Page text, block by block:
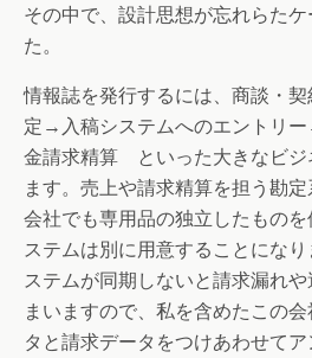
その中で、設計思想が忘れらた
た。
情報誌を発行するには、商談・
定→入稿システムへのエントリ
金請求精算 といった大きなビジ
ます。売上や請求精算を担う勘
会社でも専用品の独立したもの
ステムは別に用意することにな
ステムが同期しないと請求漏れ
まいますので、私を含めたこの
タと請求データをつけあわせて